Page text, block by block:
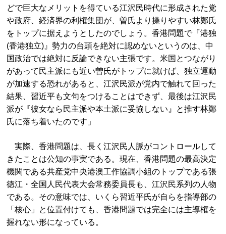
どで巨大なメリットを得ている江沢民時代に形成された党
や政府、経済界の利権集団が、曽氏より操りやすい林鄭氏
をトップに据えようとしたのでしょう。香港問題で『港独
(香港独立)』勢力の台頭を絶対に認めないというのは、中
国政治では絶対に反論できない主張です。米国とつながり
があって民主派にも近い曽氏がトップに就けば、独立運動
が加速する恐れがあると、江沢民派が党内で触れて回った
結果、習近平も文句をつけることはできず、最後は江沢民
派が『彼女なら民主派や本土派に妥協しない』と推す林鄭
氏に落ち着いたのです」
実際、香港問題は、長く江沢民人脈がコントロールして
きたことは公知の事実である。現在、香港問題の最高決定
機関である共産党中央港澳工作協調小組のトップである張
徳江・全国人民代表大会常務委員長も、江沢民系列の人物
である。その意味では、いくら習近平氏が自らを指導部の
「核心」と位置付けても、香港問題では完全には主導権を
握れない形になっている。